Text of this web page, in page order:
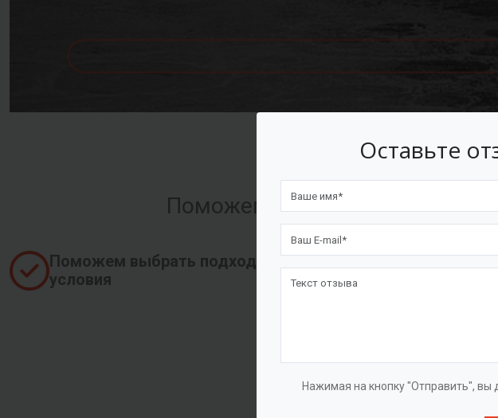
Оставьте
Нажимая на кнопку "Отправить", вы
Поможем оформить лизинг на
Поможем выбрать подходящие
условия
Оформим